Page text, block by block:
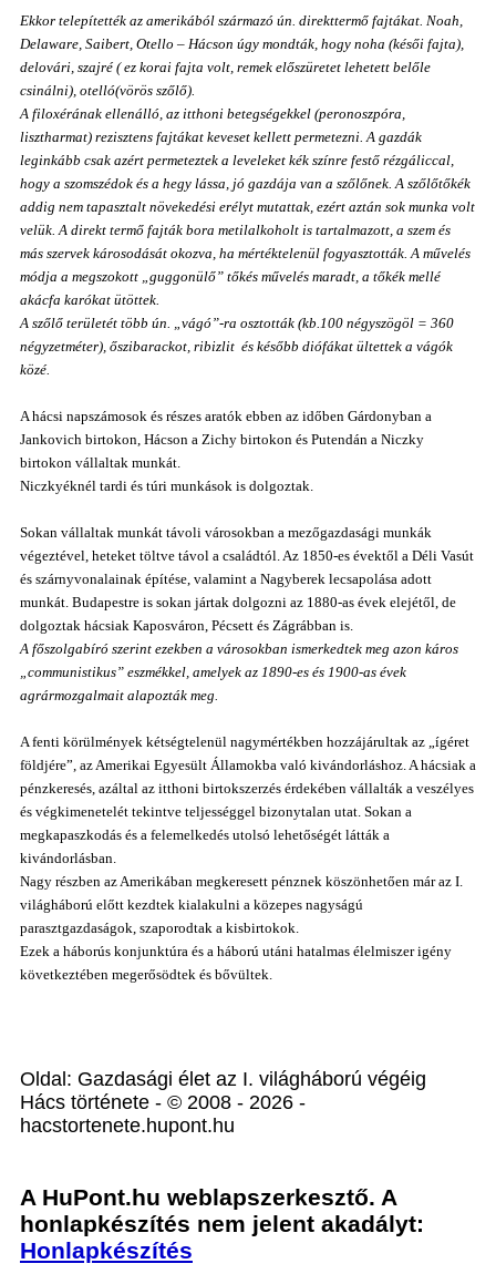
Ekkor telepítették az amerikából származó ún. direkttermő fajtákat. Noah,
Delaware, Saibert, Otello – Hácson úgy mondták, hogy noha (késői fajta),
delovári, szajré ( ez korai fajta volt, remek előszüretet lehetett belőle
csinálni), otelló(vörös szőlő).
A filoxérának ellenálló, az itthoni betegségekkel (peronoszpóra,
lisztharmat) rezisztens fajtákat keveset kellett permetezni. A gazdák
leginkább csak azért permeteztek a leveleket kék színre festő rézgáliccal,
hogy a szomszédok és a hegy lássa, jó gazdája van a szőlőnek. A szőlőtőkék
addig nem tapasztalt növekedési erélyt mutattak, ezért aztán sok munka volt
velük. A direkt termő fajták bora metilalkoholt is tartalmazott, a szem és
más szervek károsodását okozva, ha mértéktelenül fogyasztották. A művelés
módja a megszokott „guggonülő” tőkés művelés maradt, a tőkék mellé
akácfa karókat ütöttek.
A szőlő területét több ún. „vágó”-ra osztották (kb.100 négyszögöl = 360
négyzetméter), őszibarackot, ribizlit és később diófákat ültettek a vágók
közé.
A hácsi napszámosok és részes aratók ebben az időben Gárdonyban a
Jankovich birtokon, Hácson a Zichy birtokon és Putendán a Niczky
birtokon vállaltak munkát.
Niczkyéknél tardi és túri munkások is dolgoztak.
Sokan vállaltak munkát távoli városokban a mezőgazdasági munkák
végeztével, heteket töltve távol a családtól. Az 1850-es évektől a Déli Vasút
és szárnyvonalainak építése, valamint a Nagyberek lecsapolása adott
munkát. Budapestre is sokan jártak dolgozni az 1880-as évek elejétől, de
dolgoztak hácsiak Kaposváron, Pécsett és Zágrábban is.
A főszolgabíró szerint ezekben a városokban ismerkedtek meg azon káros
„communistikus” eszmékkel, amelyek az 1890-es és 1900-as évek
agrármozgalmait alapozták meg.
A fenti körülmények kétségtelenül nagymértékben hozzájárultak az „ígéret
földjére”, az Amerikai Egyesült Államokba való kivándorláshoz. A hácsiak a
pénzkeresés, azáltal az itthoni birtokszerzés érdekében vállalták a veszélyes
és végkimenetelét tekintve teljességgel bizonytalan utat. Sokan a
megkapaszkodás és a felemelkedés utolsó lehetőségét látták a
kivándorlásban.
Nagy részben az Amerikában megkeresett pénznek köszönhetően már az I.
világháború előtt kezdtek kialakulni a közepes nagyságú
parasztgazdaságok, szaporodtak a kisbirtokok.
Ezek a háborús konjunktúra és a háború utáni hatalmas élelmiszer igény
következtében megerősödtek és bővültek.
Oldal: Gazdasági élet az I. világháború végéig
Hács története - © 2008 - 2026 -
hacstortenete.hupont.hu
A HuPont.hu weblapszerkesztő. A
honlapkészítés nem jelent akadályt:
Honlapkészítés